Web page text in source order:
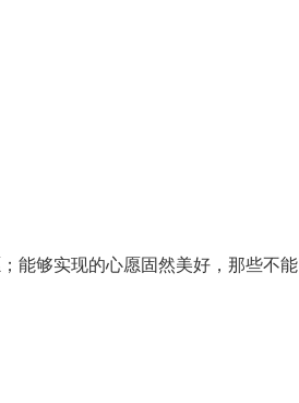
能够实现的心愿固然美好，那些不能